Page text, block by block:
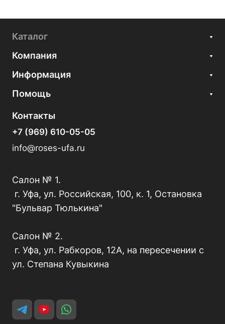
Каталог
Компания
Информация
Помощь
Контакты
+7 (969) 610-05-05
info@roses-ufa.ru
Салон № 1.
г. Уфа, ул. Российская, 100, к. 1, Остановка
"Бульвар Тюлькина"
Салон № 2.
г. Уфа, ул. Рабкоров, 12А, на пересечении с
ул. Степана Кувыкина